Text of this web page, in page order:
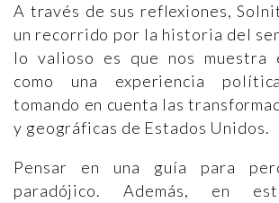
A través de sus reflexiones,
un recorrido por la historia del
lo valioso es que nos muestra
como una experiencia
tomando en cuenta las
y geográficas de Estados Unidos.
Pensar en una guía para
paradójico. Además, en